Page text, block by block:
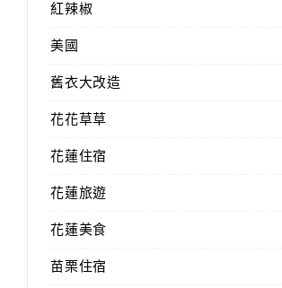
紅辣椒
美國
舊衣大改造
花花草草
花蓮住宿
花蓮旅遊
花蓮美食
苗栗住宿